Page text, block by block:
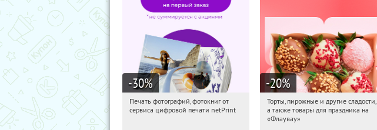
-30%
17:35:08 Получили:
Печать фотографий, фотокниг от
сервиса цифровой печати netPrint
-20%
17:35:08 Получили:
Россия
Торты, пирожные и другие сладости,
а также товары для праздника на
«Флаувау»